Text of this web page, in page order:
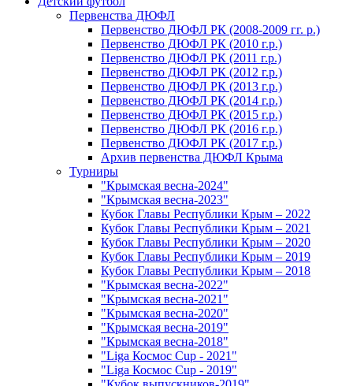
Первенства ДЮФЛ
Первенство ДЮФЛ РК (2008-2009 гг. р.)
Первенство ДЮФЛ РК (2010 г.р.)
Первенство ДЮФЛ РК (2011 г.р.)
Первенство ДЮФЛ РК (2012 г.р.)
Первенство ДЮФЛ РК (2013 г.р.)
Первенство ДЮФЛ РК (2014 г.р.)
Первенство ДЮФЛ РК (2015 г.р.)
Первенство ДЮФЛ РК (2016 г.р.)
Первенство ДЮФЛ РК (2017 г.р.)
Архив первенства ДЮФЛ Крыма
Турниры
"Крымская весна-2024"
"Крымская весна-2023"
Кубок Главы Республики Крым – 2022
Кубок Главы Республики Крым – 2021
Кубок Главы Республики Крым – 2020
Кубок Главы Республики Крым – 2019
Кубок Главы Республики Крым – 2018
"Крымская весна-2022"
"Крымская весна-2021"
"Крымская весна-2020"
"Крымская весна-2019"
"Крымская весна-2018"
"Liga Космос Cup - 2021"
"Liga Космос Cup - 2019"